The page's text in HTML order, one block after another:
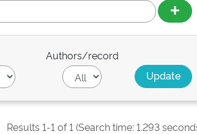
Authors/record
Results 1-1 of 1 (Search time: 1.293